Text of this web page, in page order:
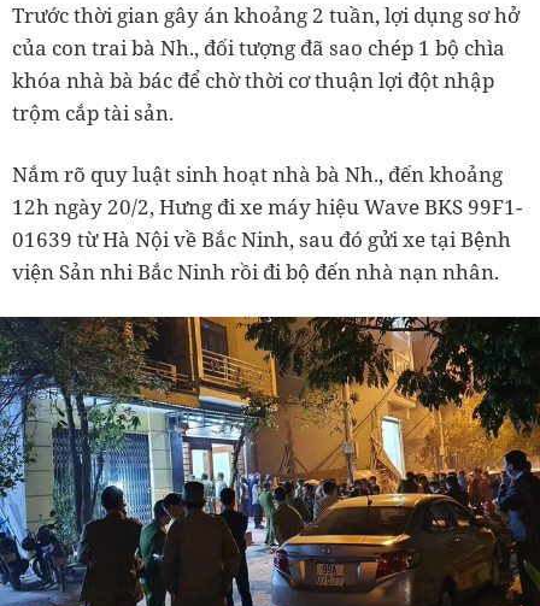
Trước thời gian gây án khoảng 2 tuần, lợi dụng sơ hở
của con trai bà Nh., đối tượng đã sao chép 1 bộ chìa
khóa nhà bà bác để chờ thời cơ thuận lợi đột nhập
trộm cắp tài sản.
Nắm rõ quy luật sinh hoạt nhà bà Nh., đến khoảng
12h ngày 20/2, Hưng đi xe máy hiệu Wave BKS 99F1-
01639 từ Hà Nội về Bắc Ninh, sau đó gửi xe tại Bệnh
viện Sản nhi Bắc Ninh rồi đi bộ đến nhà nạn nhân.